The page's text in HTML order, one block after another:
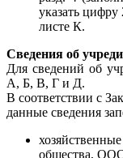
указать цифру
листе К.
Сведения об
Для сведений об
А, Б, В, Г и Д.
В соответствии с
данные сведения
общества,